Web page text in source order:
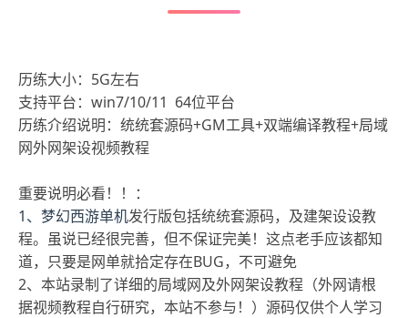
历练大小：5G左右
支持平台：win7/10/11 64位平台
历练介绍说明：统统套源码+GM工具+双端编译教程+局域
网外网架设视频教程
重要说明必看！！：
1、梦幻西游单机发行版包括统统套源码，及建架设设教
程。虽说已经很完善，但不保证完美！这点老手应该都知
道，只要是网单就拾定存在BUG，不可避免
2、本站录制了详细的局域网及外网架设教程（外网请根
据视频教程自行研究，本站不参与！）源码仅供个人学习